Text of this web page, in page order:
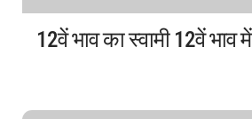
12वें भाव का स्वामी 12वें भाव में